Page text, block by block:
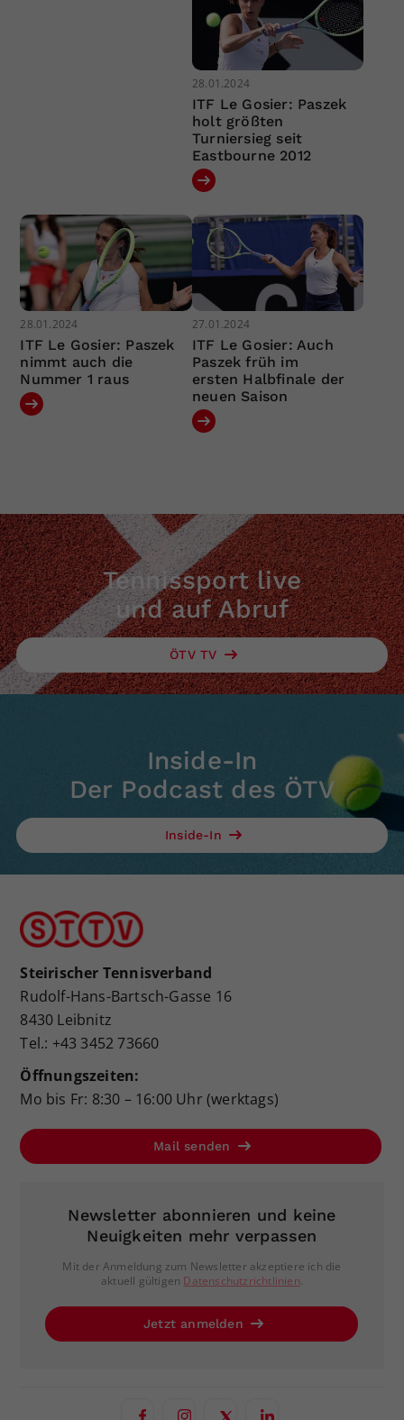
28.01.2024
ITF Le Gosier: Paszek
holt größten
Turniersieg seit
Eastbourne 2012
28.01.2024
ITF Le Gosier: Paszek
nimmt auch die
Nummer 1 raus
27.01.2024
ITF Le Gosier: Auch
Paszek früh im
ersten Halbfinale der
neuen Saison
Tennissport live
und auf Abruf
ÖTV TV
Inside-In
Der Podcast des ÖTV
Inside-In
Steirischer Tennisverband
Rudolf-Hans-Bartsch-Gasse 16
8430 Leibnitz
Tel.: +43 3452 73660
Öffnungszeiten:
Mo bis Fr: 8:30 – 16:00 Uhr (werktags)
Mail senden
Newsletter abonnieren und keine
Neuigkeiten mehr verpassen
Mit der Anmeldung zum Newsletter akzeptiere ich die
aktuell gültigen Datenschutzrichtlinien.
Jetzt anmelden